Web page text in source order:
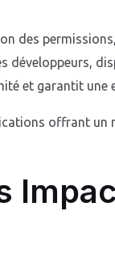
des
développeurs,
et garantit une
offrant un